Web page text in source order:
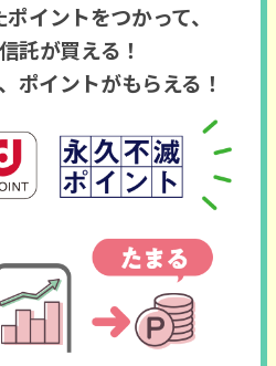
イントをつかって、
託が買える！
ポイントがもらえる！